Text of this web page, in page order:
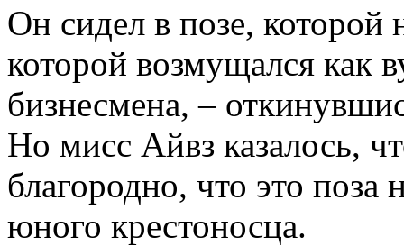
Он сидел в позе, которой
которой возмущался как
бизнесмена, –
Но мисс Айвз казалось,
благородно, что это поза
юного крестоносца.